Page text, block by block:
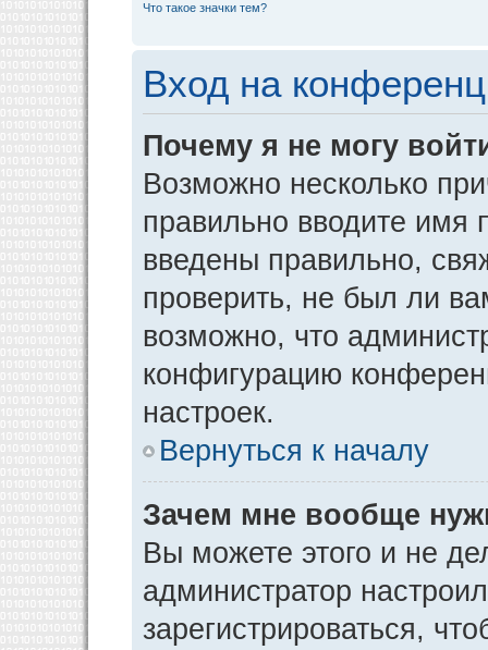
Что такое значки тем?
Вход на
Почему я не могу
Возможно несколько
правильно вводите имя
введены правильно,
проверить, не был ли
возможно, что
конфигурацию
настроек.
Вернуться к началу
Зачем мне вообще
Вы можете этого и не
администратор
зарегистрироваться,